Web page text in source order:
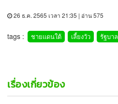
26 ธ.ค. 2565 เวลา 21:35 | อ่าน 575
tags : ชายแดนใต้ เลี้ยงวัว รัฐบาล
เรื่องเกี่ยวข้อง